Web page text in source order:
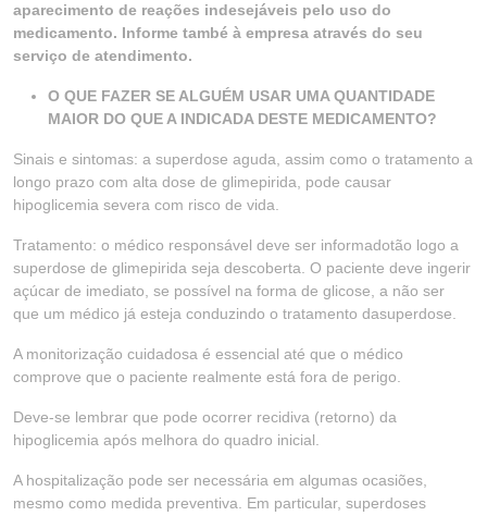
aparecimento de reações indesejáveis pelo uso do
medicamento. Informe també à empresa através do seu
serviço de atendimento.
O QUE FAZER SE ALGUÉM USAR UMA QUANTIDADE
MAIOR DO QUE A INDICADA DESTE MEDICAMENTO?
Sinais e sintomas: a superdose aguda, assim como o tratamento a
longo prazo com alta dose de glimepirida, pode causar
hipoglicemia severa com risco de vida.
Tratamento: o médico responsável deve ser informadotão logo a
superdose de glimepirida seja descoberta. O paciente deve ingerir
açúcar de imediato, se possível na forma de glicose, a não ser
que um médico já esteja conduzindo o tratamento dasuperdose.
A monitorização cuidadosa é essencial até que o médico
comprove que o paciente realmente está fora de perigo.
Deve-se lembrar que pode ocorrer recidiva (retorno) da
hipoglicemia após melhora do quadro inicial.
A hospitalização pode ser necessária em algumas ocasiões,
mesmo como medida preventiva. Em particular, superdoses